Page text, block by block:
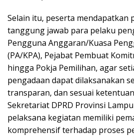
Selain itu, peserta mendapatkan
tanggung jawab para pelaku
Pengguna Anggaran/Kuasa
(PA/KPA), Pejabat Pembuat
hingga Pokja Pemilihan, agar
pengadaan dapat dilaksanakan
transparan, dan sesuai
Sekretariat DPRD Provinsi
pelaksana kegiatan memiliki
komprehensif terhadap proses